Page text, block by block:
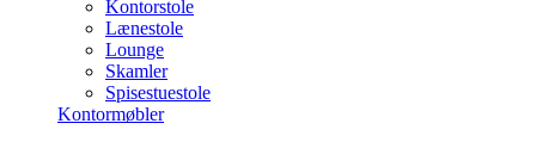
Kontorstole
Lænestole
Lounge
Skamler
Spisestuestole
Kontormøbler